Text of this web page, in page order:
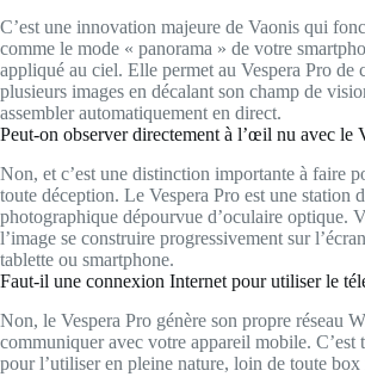
C’est une innovation majeure de Vaonis qui
comme le mode « panorama » de votre
appliqué au ciel. Elle permet au Vespera Pro de
plusieurs images en décalant son champ de
assembler automatiquement en direct.
Peut-on observer directement à l’œil nu avec le
Non, et c’est une distinction importante à faire
toute déception. Le Vespera Pro est une station
photographique dépourvue d’oculaire optique.
l’image se construire progressivement sur
tablette ou smartphone.
Faut-il une connexion Internet pour utiliser le
Non, le Vespera Pro génère son propre réseau
communiquer avec votre appareil mobile. C’est
pour l’utiliser en pleine nature, loin de toute box